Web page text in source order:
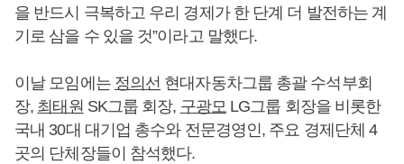
을 반드시 극복하고 우리 경제가 한 단계 더 발전하는 계
기로 삼을 수 있을 것”이라고 말했다.
이날 모임에는 정의선 현대자동차그룹 총괄 수석부회
장, 최태원 SK그룹 회장, 구광모LG그룹 회장을 비롯한
국내 30대 대기업 총수와 전문경영인, 주요 경제단체 4
곳의 단체장들이 참석했다.